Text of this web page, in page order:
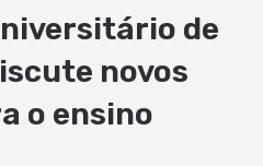
de
novos
o ensino